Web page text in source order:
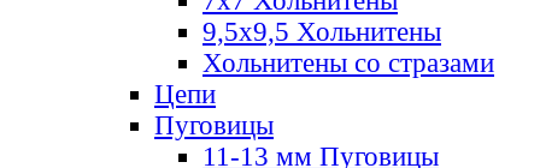
9,5х9,5 Хольнитены
Хольнитены со стразами
Цепи
Пуговицы
11-13 мм Пуговицы